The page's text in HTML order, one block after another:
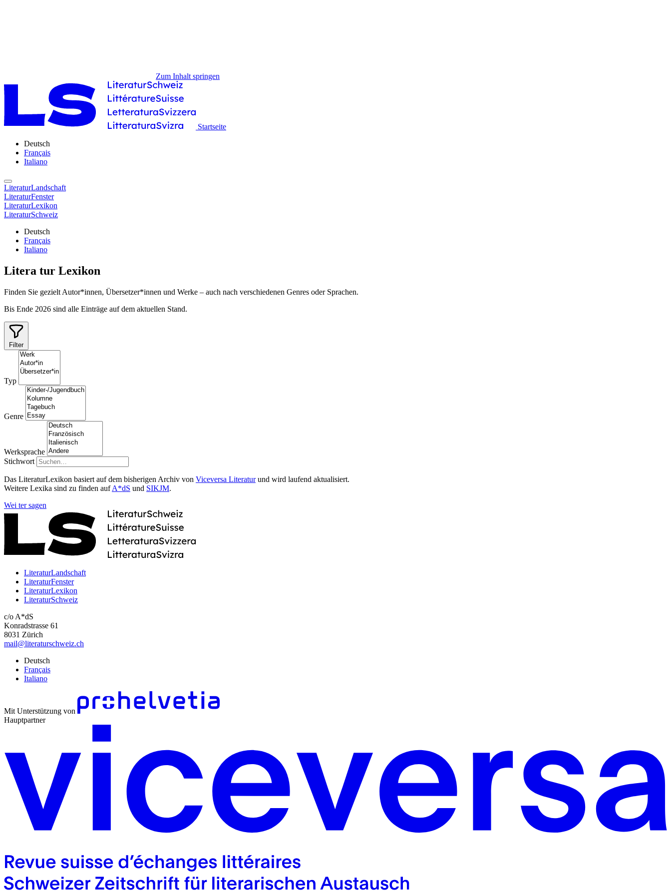
Zum Inhalt springen
Startseite
Deutsch
Français
Italiano
LiteraturLandschaft
LiteraturFenster
LiteraturLexikon
LiteraturSchweiz
Deutsch
Français
Italiano
Litera tur Lexikon
Finden Sie gezielt Autor*innen, Übersetzer*innen und Werke – auch nach verschiedenen Genres oder Sprachen.
Bis Ende 2026 sind alle Einträge auf dem aktuellen Stand.
Filter
Typ
Genre
Werksprache
Stichwort
Das LiteraturLexikon basiert auf dem bisherigen Archiv von Viceversa Literaturund wird laufend aktualisiert.
Weitere Lexika sind zu finden aufA*dS und SIKJM.
Wei ter sagen
LiteraturLandschaft
LiteraturFenster
LiteraturLexikon
LiteraturSchweiz
c/o A*dS
Konradstrasse 61
8031 Zürich
mail@literaturschweiz.ch
Deutsch
Français
Italiano
Mit Unterstützung von
Hauptpartner